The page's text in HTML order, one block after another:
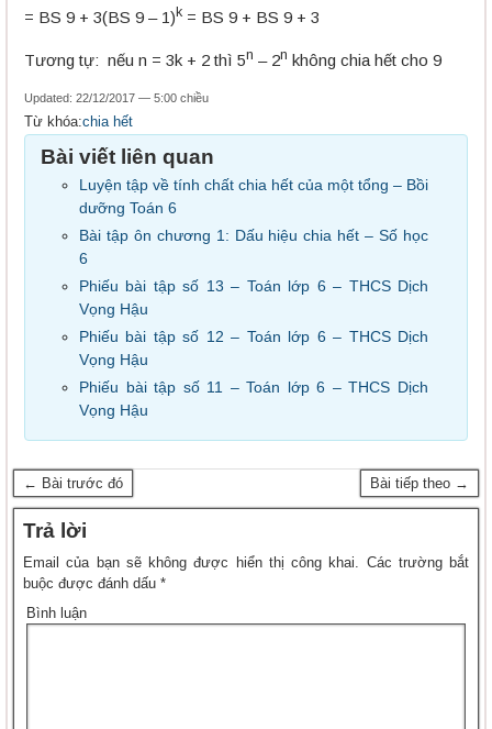
= BS 9 + 3(BS 9 – 1) k = BS 9 + BS 9 + 3
Tương tự: nếu n = 3k + 2 thì 5n – 2n không chia hết cho 9
Updated: 22/12/2017 — 5:00 chiều
Từ khóa:chia hết
Bài viết liên quan
Luyện tập về tính chất chia hết của một tổng – Bồi
dưỡng Toán 6
Bài tập ôn chương 1: Dấu hiệu chia hết – Số học
6
Phiếu bài tập số 13 – Toán lớp 6 – THCS Dịch
Vọng Hậu
Phiếu bài tập số 12 – Toán lớp 6 – THCS Dịch
Vọng Hậu
Phiếu bài tập số 11 – Toán lớp 6 – THCS Dịch
Vọng Hậu
← Bài trước đó Bài tiếp theo →
Trả lời
Email của bạn sẽ không được hiển thị công khai. Các trường bắt
buộc được đánh dấu *
Bình luận